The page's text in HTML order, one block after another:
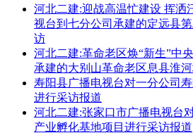
河北二建:迎战高温忙建设 挥
视台到七分公司承建的定远县
访
河北二建:革命老区焕“新生”中
承建的大别山革命老区息县淮
寿阳县广播电视台对一分公司
进行采访报道
河北二建:张家口市广播电视台
产业孵化基地项目进行采访报道